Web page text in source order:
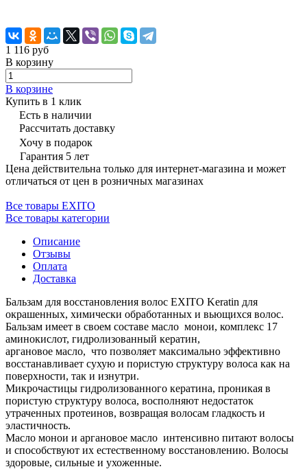
1 116 руб
В корзину
В корзине
Купить в 1 клик
Есть в наличии
Рассчитать доставку
Хочу в подарок
Гарантия 5 лет
Цена действительна только для интернет-магазина и может
отличаться от цен в розничных магазинах
Все товары EXITO
Все товары категории
Описание
Отзывы
Оплата
Доставка
Бальзам для восстановления волос EXITO Keratin для
окрашенных, химически обработанных и вьющихся волос.
Бальзам имеет в своем составе масло монои, комплекс 17
аминокислот, гидролизованный кератин,
аргановое масло, что позволяет максимально эффективно
восстанавливает сухую и пористую структуру волоса как на
поверхности, так и изнутри.
Микрочастицы гидролизованного кератина, проникая в
пористую структуру волоса, восполняют недостаток
утраченных протеинов, возвращая волосам гладкость и
эластичность.
Масло монои и аргановое масло интенсивно питают волосы
и способствуют их естественному восстановлению. Волосы
здоровые, сильные и ухоженные.